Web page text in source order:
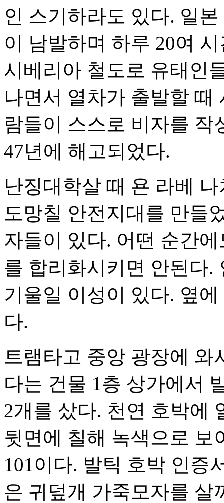
인 스기하라도 있다. 일
이 남발하며 하루 20여
시베리아 철도로 유태인
나면서 열차가 출발할 때
람들이 스스로 비자를
47년에 해고되었다.
난징대학살 때 욘 라베
도망칠 안전지대를 만들
자들이 있다. 어떤 순간
를 합리화시키면 안된다.
기울일 이성이 있다. 옆
다.
트램타고 중앙 광장에 와
다는 건물 1층 상가에서
2개를 샀다. 천연 호박에
뒷면에 칠해 녹색으로 보
101이다. 발틱 호박 인증
은 귀덮개 가죽모자를 살